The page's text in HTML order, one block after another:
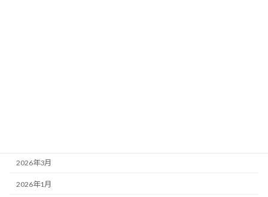
2026年3月
2026年1月